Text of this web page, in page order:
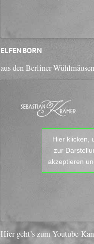
ELFENBORN
aus den Berliner
Hier klicken,
zur
akzeptieren
Hier geht’s zum Youtube-